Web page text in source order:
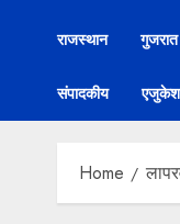
राजस्थान गुजरात
संपादकीय
Home